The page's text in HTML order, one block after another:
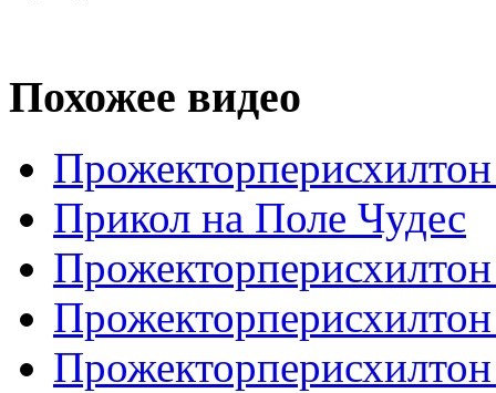
Похожее видео
Прикол на Поле Чудес